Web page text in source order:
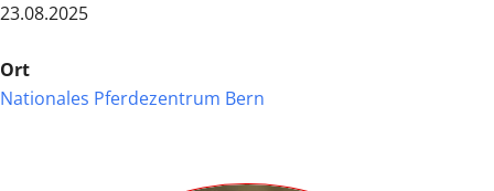
23.08.2025
Ort
Nationales Pferdezentrum Bern